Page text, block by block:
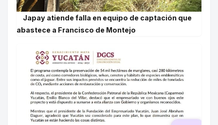
Japay atiende falla en equipo de captación que
abastece a Francisco de Montejo